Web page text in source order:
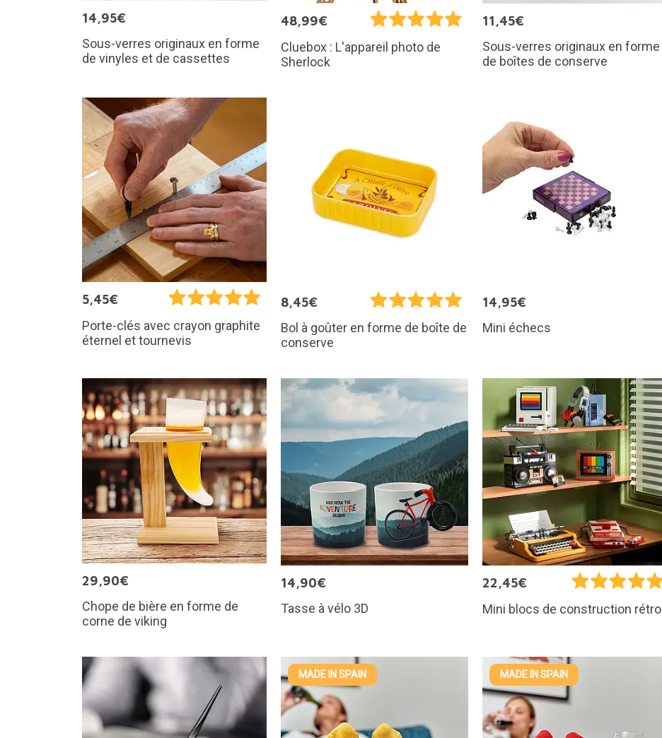
14,95€
Sous-verres originaux en forme
de vinyles et de cassettes
48,99€
Cluebox : L'appareil photo de
Sherlock
11,45€
Sous-verres originaux en forme
de boîtes de conserve
5,45€
Porte-clés avec crayon graphite
éternel et tournevis
8,45€
Bol à goûter en forme de boîte de
conserve
14,95€
Mini échecs
29,90€
Chope de bière en forme de
corne de viking
14,90€
Tasse à vélo 3D
22,45€
Mini blocs de construction rétro
MADE IN SPAIN MADE IN SPAIN